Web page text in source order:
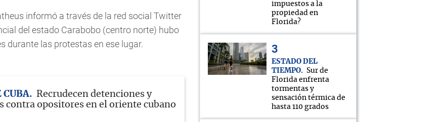
informó a través de la red social Twitter
del estado Carabobo (centro norte) hubo
durante las protestas en ese lugar.
CUBA
Recrudecen detenciones y
contra opositores en el oriente cubano
impuestos a la
propiedad en
Florida?
ESTADO DEL
TIEMPO
Sur de
Florida enfrenta
tormentas y
sensación térmica de
hasta 110 grados